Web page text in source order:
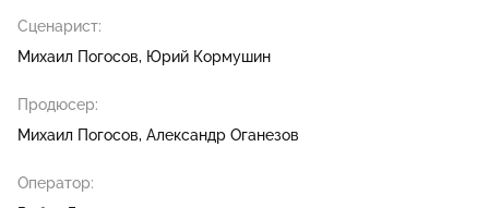
Сценарист:
Михаил Погосов
Юрий Кормушин
Продюсер:
Михаил Погосов Александр Оганезов
Оператор: